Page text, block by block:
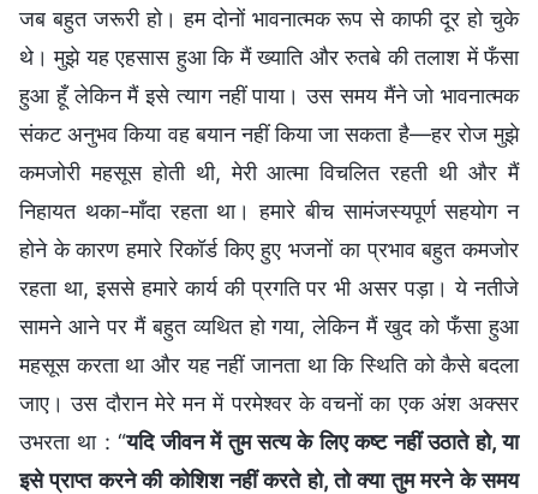
जब बहुत जरूरी हो। हम दोनों भावनात्मक रूप से काफी दूर हो चुके
थे। मुझे यह एहसास हुआ कि मैं ख्याति और रुतबे की तलाश में फँसा
हुआ हूँ लेकिन मैं इसे त्याग नहीं पाया। उस समय मैंने जो भावनात्मक
संकट अनुभव किया वह बयान नहीं किया जा सकता है—हर रोज मुझे
कमजोरी महसूस होती थी, मेरी आत्मा विचलित रहती थी और मैं
निहायत थका-माँदा रहता था। हमारे बीच सामंजस्यपूर्ण सहयोग न
होने के कारण हमारे रिकॉर्ड किए हुए भजनों का प्रभाव बहुत कमजोर
रहता था, इससे हमारे कार्य की प्रगति पर भी असर पड़ा। ये नतीजे
सामने आने पर मैं बहुत व्यथित हो गया, लेकिन मैं खुद को फँसा हुआ
महसूस करता था और यह नहीं जानता था कि स्थिति को कैसे बदला
जाए। उस दौरान मेरे मन में परमेश्वर के वचनों का एक अंश अक्सर
उभरता था : “यदि जीवन में तुम सत्य के लिए कष्ट नहीं उठाते हो, या
इसे प्राप्त करने की कोशिश नहीं करते हो, तो क्या तुम मरने के समय